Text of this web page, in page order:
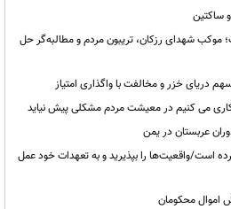
ساکتین
شهدای رزکان، تریبون مردم و مطالبه‌گر حل
دریای خزر و مخالفت با واگذاری امتیاز
کاری می کنیم در معیشت مردم مشکلی پیش نیاید
عربستان در یمن
است/واقعیت‌ها را بپذیرید و به تعهدات خود عمل
اموال محکومان